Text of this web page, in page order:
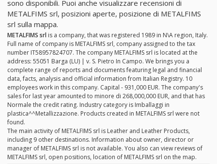
sono disponibili. Puoi anche visualizzare recensioni di
METALFIMS srl, posizioni aperte, posizione di METALFIMS
srl sulla mappa.
METALFIMS srl is a company, that was registered 1989 in N\A region, Italy.
Full name of company is METALFIMS srl, company assigned to the tax
number IT58957824707. The company METALFIMS srl is located at the
address: 55051 Barga (LU) | v. S. Pietro In Campo. We brings you a
complete range of reports and documents featuring legal and financial
data, facts, analysis and official information from Italian Registry. 10
employees work in this company. Capital - 931,000 EUR. The company's
sales for last year amounted to minore di 268,000,000 EUR, and that has
Normale the credit rating. Industry category is Imballaggi in
plastica^^Metallizzazione. Products created in METALFIMS srl were not
found.
The main activity of METALFIMS srl is Leather and Leather Products,
including 9 other destinations. Information about owner, director or
manager of METALFIMS srl is not available. You also can view reviews of
METALFIMS srl, open positions, location of METALFIMS srl on the map.